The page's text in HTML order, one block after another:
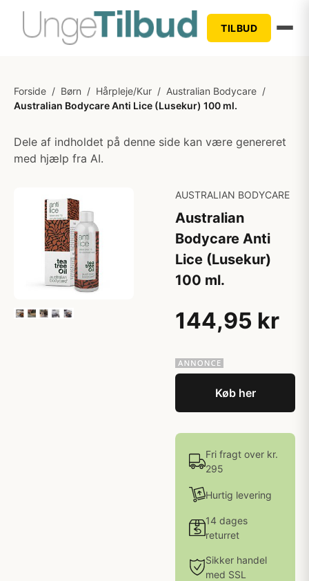
TILBUD
Forside / Børn / Hårpleje/Kur / Australian Bodycare /
Australian Bodycare Anti Lice (Lusekur) 100 ml.
Dele af indholdet på denne side kan være genereret
med hjælp fra AI.
AUSTRALIAN BODYCARE
Australian
Bodycare Anti
Lice (Lusekur)
100 ml.
144,95 kr
Køb her
Fri fragt over kr.
295
Hurtig levering
14 dages
returret
Sikker handel
med SSL